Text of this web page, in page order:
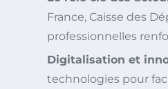
France, Caisse des
professionnelles
Digitalisation et
technologies pour